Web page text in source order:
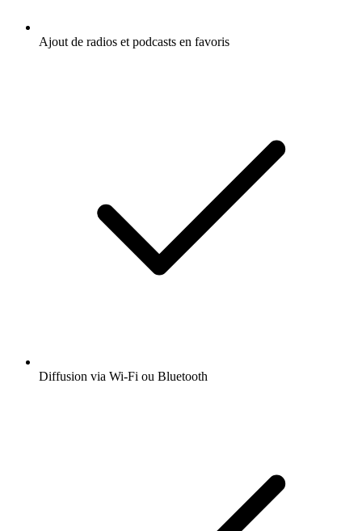
Ajout de radios et podcasts en favoris
Diffusion via Wi-Fi ou Bluetooth